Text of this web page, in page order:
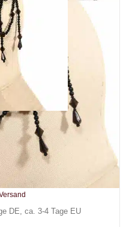
Legion Mini-
Time
€
MwSt.
DE, ca. 3-4 Tage EU